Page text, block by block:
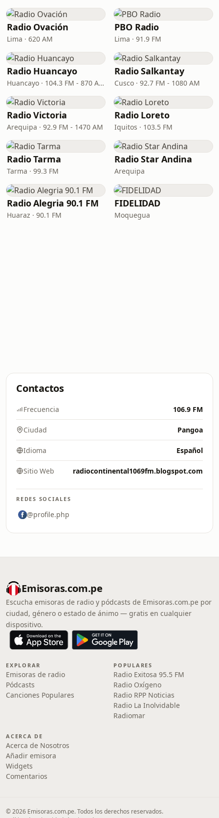
Radio Ovación
Lima · 620 AM
PBO Radio
Lima · 91.9 FM
Radio Huancayo
Huancayo · 104.3 FM - 870 AM
Radio Salkantay
Cusco · 92.7 FM - 1080 AM
Radio Victoria
Arequipa · 92.9 FM - 1470 AM
Radio Loreto
Iquitos · 103.5 FM
Radio Tarma
Tarma · 99.3 FM
Radio Star Andina
Arequipa
Radio Alegria 90.1 FM
Huaraz · 90.1 FM
FIDELIDAD
Moquegua
Contactos
Frecuencia 106.9 FM
Ciudad Pangoa
Idioma Español
Sitio Web radiocontinental1069fm.blogspot.com
REDES SOCIALES
@profile.php
Emisoras.com.pe
Escucha emisoras de radio y pódcasts de Emisoras.com.pe por
ciudad, género o estado de ánimo — gratis en cualquier
dispositivo.
EXPLORAR
Emisoras de radio
Pódcasts
Canciones Populares
POPULARES
Radio Exitosa 95.5 FM
Radio Oxígeno
Radio RPP Noticias
Radio La Inolvidable
Radiomar
ACERCA DE
Acerca de Nosotros
Añadir emisora
Widgets
Comentarios
© 2026 Emisoras.com.pe. Todos los derechos reservados.